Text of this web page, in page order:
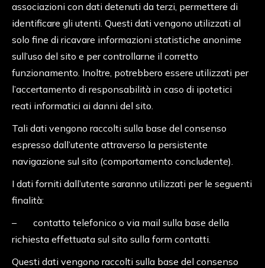
associazioni con dati detenuti da terzi, permettere di
identificare gli utenti. Questi dati vengono utilizzati al
solo fine di ricavare informazioni statistiche anonime
sull’uso del sito e per controllarne il corretto
funzionamento. Inoltre, potrebbero essere utilizzati per
l’accertamento di responsabilità in caso di ipotetici
reati informatici ai danni del sito.
Tali dati vengono raccolti sulla base del consenso
espresso dall’utente attraverso la persistente
navigazione sul sito (comportamento concludente).
I dati forniti dall’utente saranno utilizzati per le seguenti
finalità:
– contatto telefonico o via mail sulla base della
richiesta effettuata sul sito sulla form contatti.
Questi dati vengono raccolti sulla base del consenso